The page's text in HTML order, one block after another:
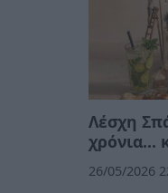
Λέσχη
χρόνια...
26/05/2026